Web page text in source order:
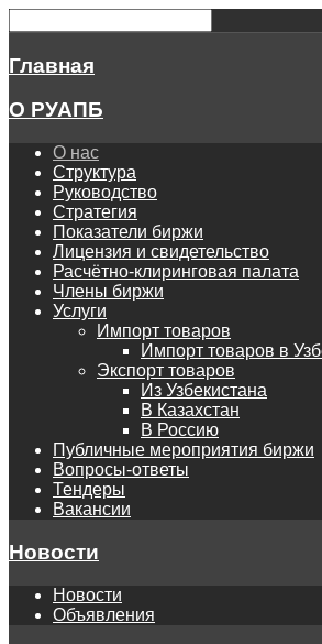
Главная
О РУАПБ
О нас
Структура
Руководство
Стратегия
Показатели биржи
Лицензия и свидетельство
Расчётно-клиринговая палата
Члены биржи
Услуги
Импорт товаров
Импорт товаров в
Экспорт товаров
Из Узбекистана
В Казахстан
В Россию
Публичные мероприятия биржи
Вопросы-ответы
Тендеры
Вакансии
Новости
Новости
Объявления